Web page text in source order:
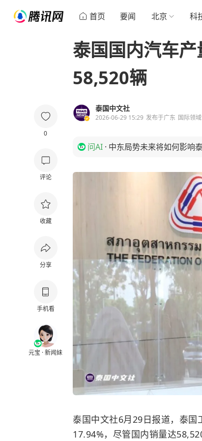
首页 要闻 北京 科
0
评论
收藏
分享
手机看
元宝 · 新闻妹
泰国国内汽车
58,520辆
泰国中文社
2026-06-29 15:29 发布于广东 国际领
问AI · 中东局势未来将如何影响
泰国中文社6月29日报道，泰
17.94%，尽管国内销量达